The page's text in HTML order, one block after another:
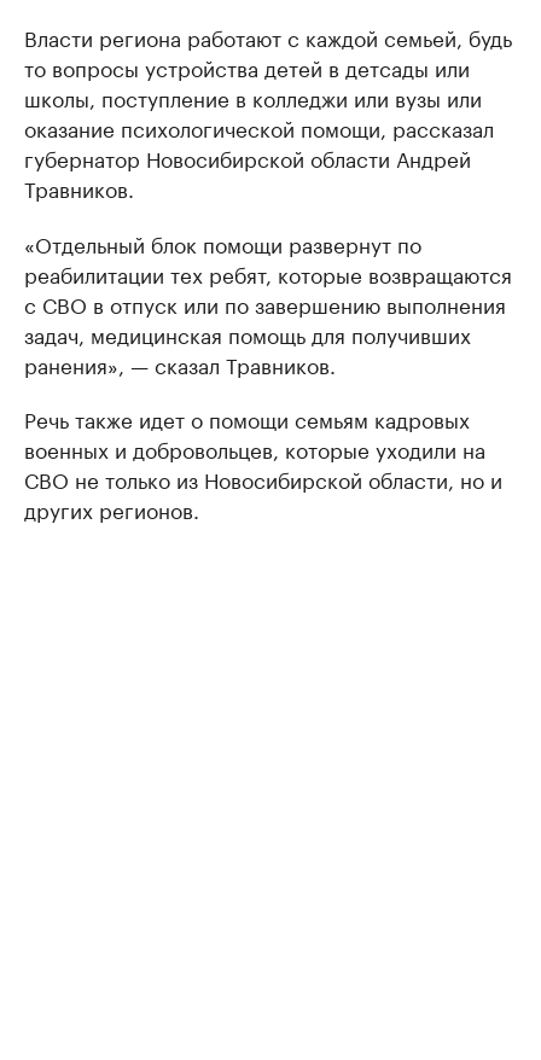
Власти региона работают с каждой семьей, будь
то вопросы устройства детей в детсады или
школы, поступление в колледжи или вузы или
оказание психологической помощи, рассказал
губернатор Новосибирской области Андрей
Травников.
«Отдельный блок помощи развернут по
реабилитации тех ребят, которые возвращаются
с СВО в отпуск или по завершению выполнения
задач, медицинская помощь для получивших
ранения», — сказал Травников.
Речь также идет о помощи семьям кадровых
военных и добровольцев, которые уходили на
СВО не только из Новосибирской области, но и
других регионов.